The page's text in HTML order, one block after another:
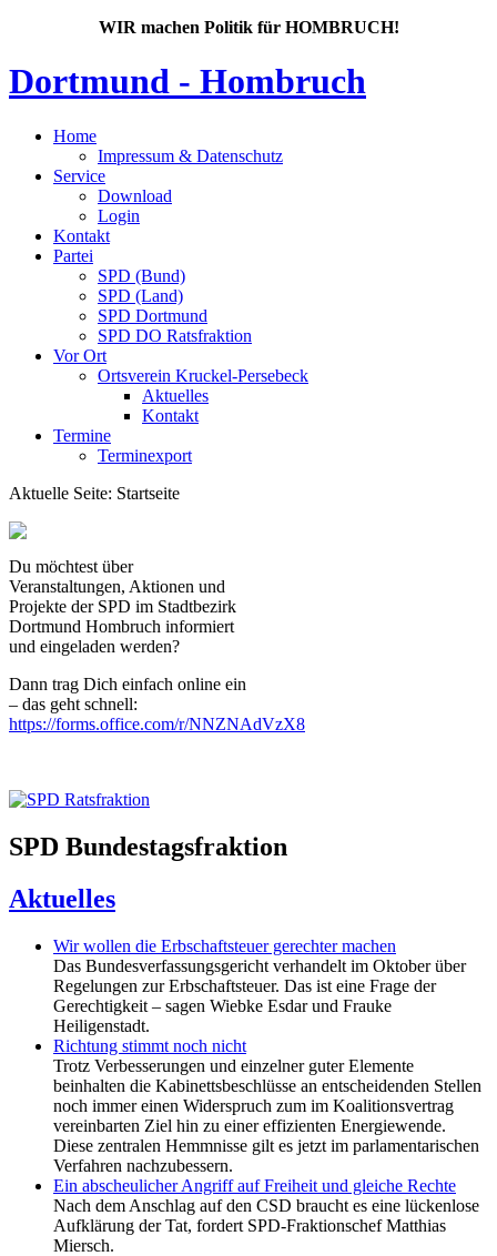
WIR machen Politik für HOMBRUCH!
Dortmund - Hombruch
Home
Impressum & Datenschutz
Service
Download
Login
Kontakt
Partei
SPD (Bund)
SPD (Land)
SPD Dortmund
SPD DO Ratsfraktion
Vor Ort
Ortsverein Kruckel-Persebeck
Aktuelles
Kontakt
Termine
Terminexport
Aktuelle Seite: Startseite
Du möchtest über
Veranstaltungen, Aktionen und
Projekte der SPD im Stadtbezirk
Dortmund Hombruch informiert
und eingeladen werden?
Dann trag Dich einfach online ein
– das geht schnell:
https://forms.office.com/r/NNZNAdVzX8
SPD Bundestagsfraktion
Aktuelles
Wir wollen die Erbschaftsteuer gerechter machen
Das Bundesverfassungsgericht verhandelt im Oktober über
Regelungen zur Erbschaftsteuer. Das ist eine Frage der
Gerechtigkeit – sagen Wiebke Esdar und Frauke
Heiligenstadt.
Richtung stimmt noch nicht
Trotz Verbesserungen und einzelner guter Elemente
beinhalten die Kabinettsbeschlüsse an entscheidenden Stellen
noch immer einen Widerspruch zum im Koalitionsvertrag
vereinbarten Ziel hin zu einer effizienten Energiewende.
Diese zentralen Hemmnisse gilt es jetzt im parlamentarischen
Verfahren nachzubessern.
Ein abscheulicher Angriff auf Freiheit und gleiche Rechte
Nach dem Anschlag auf den CSD braucht es eine lückenlose
Aufklärung der Tat, fordert SPD-Fraktionschef Matthias
Miersch.